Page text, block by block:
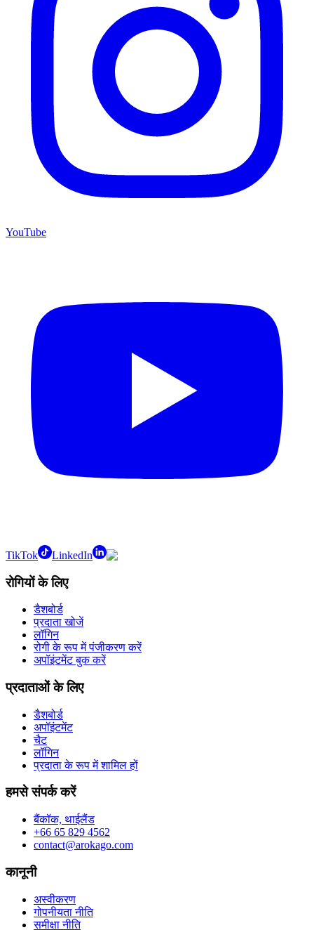
YouTube
TikTok LinkedIn
रोगियों के लिए
डैशबोर्ड
प्रदाता खोजें
लॉगिन
रोगी के रूप में पंजीकरण करें
अपॉइंटमेंट बुक करें
प्रदाताओं के लिए
डैशबोर्ड
अपॉइंटमेंट
चैट
लॉगिन
प्रदाता के रूप में शामिल हों
हमसे संपर्क करें
बैंकॉक, थाईलैंड
+66 65 829 4562
contact@arokago.com
कानूनी
अस्वीकरण
गोपनीयता नीति
समीक्षा नीति